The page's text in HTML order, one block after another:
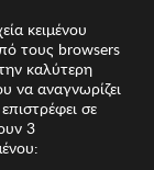
κειμένου
τους browsers
καλύτερη
να αναγνωρίζει
σε
3